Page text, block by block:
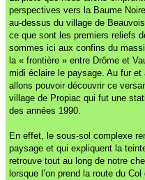
perspectives vers la Baume
au-dessus du village de
ce que sont les premiers reliefs
sommes ici aux confins du
la « frontière » entre Drôme et
midi éclaire le paysage. Au fur
allons pouvoir découvrir ce
village de Propiac qui fut une
des années 1990.
En effet, le sous-sol complexe
paysage et qui expliquent la
retrouve tout au long de notre
lorsque l’on prend la route du